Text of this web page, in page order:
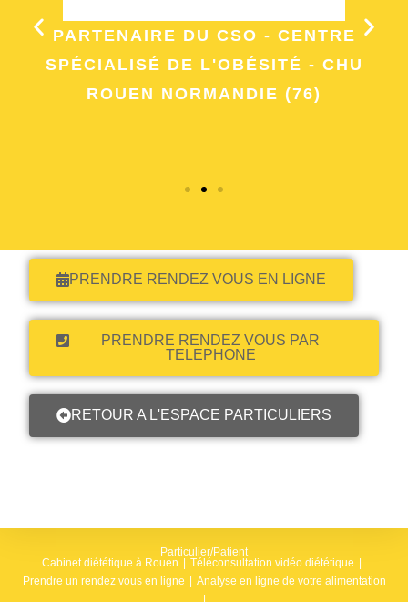
PARTENAIRE DU CSO - CENTRE
SPÉCIALISÉ DE L'OBÉSITÉ - CHU
ROUEN NORMANDIE (76)
PRENDRE RENDEZ VOUS EN LIGNE
PRENDRE RENDEZ VOUS PAR
TELEPHONE
RETOUR A L'ESPACE PARTICULIERS
Particulier/Patient
Cabinet diététique à Rouen
Téléconsultation vidéo diététique
Prendre un rendez vous en ligne
Analyse en ligne de votre alimentation